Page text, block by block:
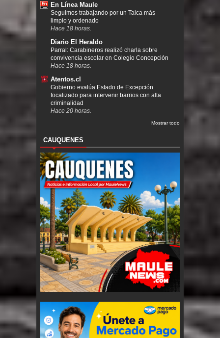
En Línea Maule
Seguimos trabajando por un Talca más
limpio y ordenado
Hace 18 horas.
Diario El Heraldo
Parral: Carabineros realizó charla sobre
convivencia escolar en Colegio Concepción
Hace 18 horas.
Atentos.cl
Gobierno evalúa Estado de Excepción
focalizado para intervenir barrios con alta
criminalidad
Hace 20 horas.
Mostrar todo
CAUQUENES